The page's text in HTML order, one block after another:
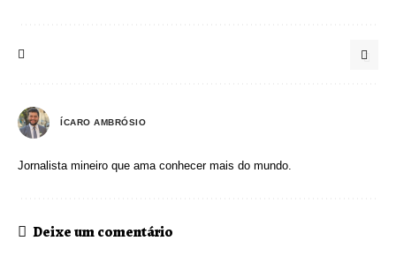
ÍCARO AMBRÓSIO
Jornalista mineiro que ama conhecer mais do mundo.
Deixe um comentário